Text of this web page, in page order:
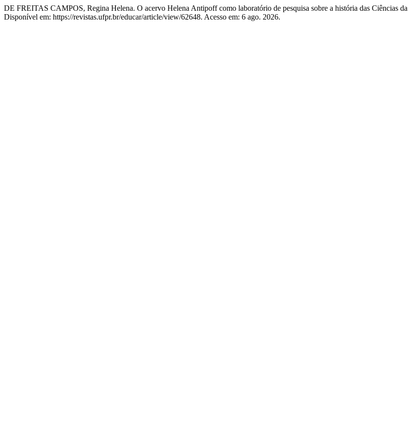
DE FREITAS CAMPOS, Regina Helena. O acervo Helena Antipoff como laboratório de pesquisa sobre a história das Ciências
Disponível em: https://revistas.ufpr.br/educar/article/view/62648. Acesso em: 6 ago. 2026.